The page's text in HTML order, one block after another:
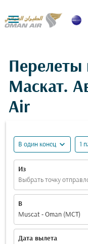

Перелеты
Маскат.
Air
В один конец expand_more 1
Из
Выбрать точку
В
Muscat - Oman (MCT)
Дата вылета